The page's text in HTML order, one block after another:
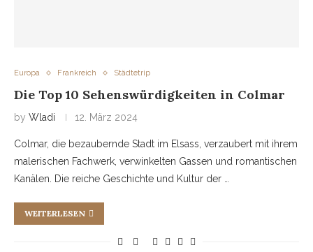
Europa Frankreich Städtetrip
Die Top 10 Sehenswürdigkeiten in Colmar
by Wladi 12. März 2024
Colmar, die bezaubernde Stadt im Elsass, verzaubert mit ihrem
malerischen Fachwerk, verwinkelten Gassen und romantischen
Kanälen. Die reiche Geschichte und Kultur der …
WEITERLESEN